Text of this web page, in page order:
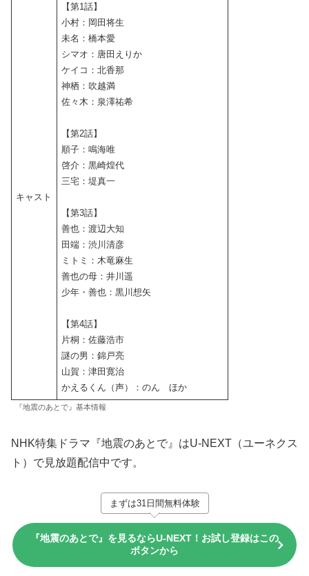
キャスト
【第1話】
小村：岡田将生
未名：橋本愛
シマオ：唐田えりか
ケイコ：北香那
神栖：吹越満
佐々木：泉澤祐希
【第2話】
順子：鳴海唯
啓介：黒崎煌代
三宅：堤真一
【第3話】
善也：渡辺大知
田端：渋川清彦
ミトミ：木竜麻生
善也の母：井川遥
少年・善也：黒川想矢
【第4話】
片桐：佐藤浩市
謎の男：錦戸亮
山賀：津田寛治
かえるくん（声）：のん ほか
『地震のあとで』基本情報
NHK特集ドラマ『地震のあとで』はU-NEXT（ユーネクス
ト）で見放題配信中です。
まずは31日間無料体験
『地震のあとで』を見るならU-NEXT！お試し登録はこの
ボタンから